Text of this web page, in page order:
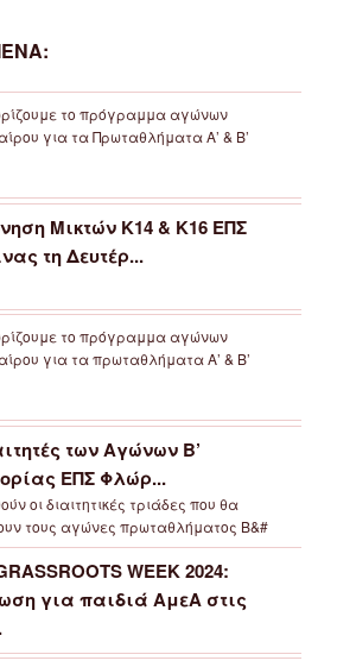
το πρόγραμμα αγώνων
για τα Πρωταθλήματα Α’ & Β’
Μικτών Κ14 & Κ16 ΕΠΣ
τη Δευτέρ...
το πρόγραμμα αγώνων
για τα πρωταθλήματα Α’ & Β’
των Αγώνων Β’
ΕΠΣ Φλώρ...
οι διαιτητικές τριάδες που θα
τους αγώνες πρωταθλήματος Β&#
WEEK 2024:
για παιδιά ΑμεΑ στις